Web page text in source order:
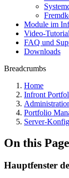
Module im
Video-
FAQ und
Downloads
Breadcrumbs
Home
Infront
Portfolio
Server-
On this Page
Hauptfenster